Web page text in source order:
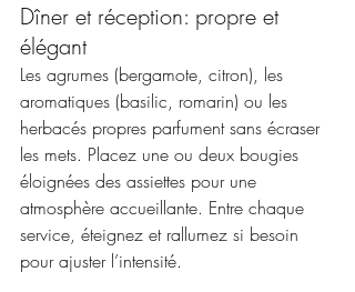
Dîner et réception: propre et
élégant
Les agrumes (bergamote, citron), les
aromatiques (basilic, romarin) ou les
herbacés propres parfument sans écraser
les mets. Placez une ou deux bougies
éloignées des assiettes pour une
atmosphère accueillante. Entre chaque
service, éteignez et rallumez si besoin
pour ajuster l’intensité.